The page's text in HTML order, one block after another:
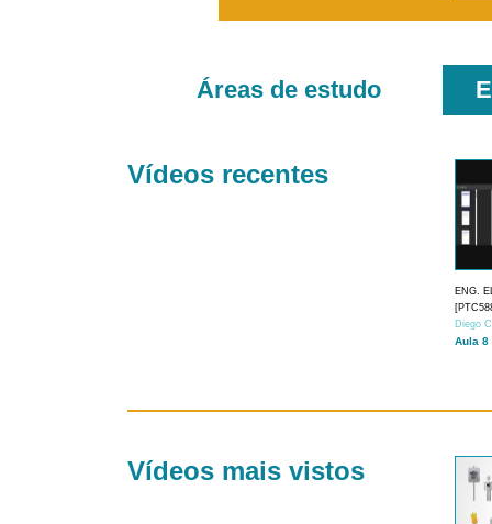
Áreas de estudo
Vídeos recentes
ENG.
Diego
Aula 8
Vídeos mais vistos